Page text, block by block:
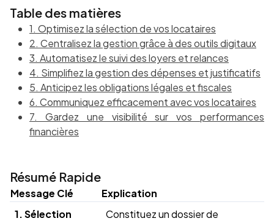
Table des matières
1. Optimisez la sélection de vos locataires
2. Centralisez la gestion grâce à des outils digitaux
3. Automatisez le suivi des loyers et relances
4. Simplifiez la gestion des dépenses et justificatifs
5. Anticipez les obligations légales et fiscales
6. Communiquez efficacement avec vos locataires
7. Gardez une visibilité sur vos performances
financières
Résumé Rapide
Message Clé
Explication
1. Sélection
Constituez un dossier de